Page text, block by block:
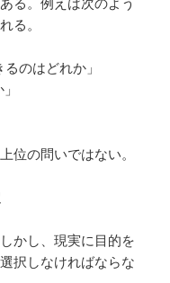
る。
のはどれか」
位の問いではない。
かし、現実に目的を
択しなければならな